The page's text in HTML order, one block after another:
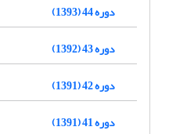
دوره 44 (1393)
دوره 43 (1392)
دوره 42 (1391)
دوره 41 (1391)